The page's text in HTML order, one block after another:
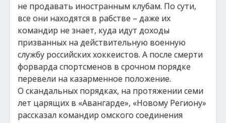
не продавать иностранным клубам. По сути,
все они находятся в рабстве – даже их
командир не знает, куда идут доходы
призванных на действительную военную
службу российских хоккеистов. А после смерти
форварда спортсменов в срочном порядке
перевели на казарменное положение.
О скандальных порядках, на протяжении семи
лет царящих в «Авангарде», «Новому Региону»
рассказал командир омского соединения